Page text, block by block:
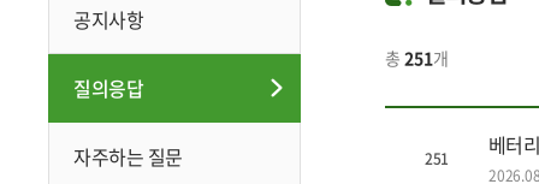
공지사항
질의응답
자주하는 질문
총 251개
251 베터